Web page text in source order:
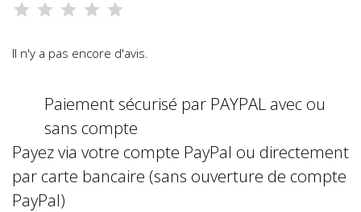
Il n'y a pas encore d'avis.
Paiement sécurisé par PAYPAL avec ou
sans compte
Payez via votre compte PayPal ou directement
par carte bancaire (sans ouverture de compte
PayPal)